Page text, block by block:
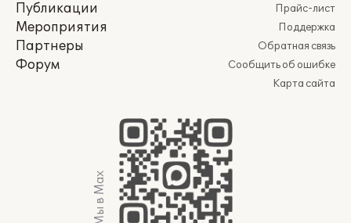
Публикации
Мероприятия
Партнеры
Форум
Прайс-лист
Поддержка
Обратная связь
Сообщить об ошибке
Карта сайта
Мы в Max